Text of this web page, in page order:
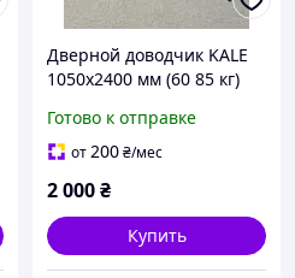
Дверной доводчик KALE
1050x2400 мм (60 85 кг)
Готово к отправке
от200₴/мес
2 000₴
Купить